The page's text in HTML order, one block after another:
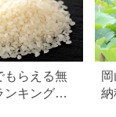
もらえる無
ンキング
納